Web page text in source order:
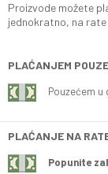
Proizvode možete
jednokratno, na
PLAĆANJEM
Pouzećem
PLAĆANJE NA
Popunite